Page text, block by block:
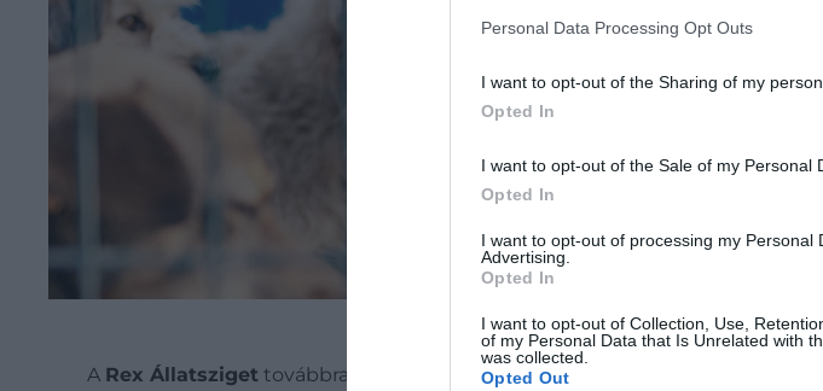
Personal Data Processing Opt Outs
I want to opt-out of the Sharing of my
Opted In
I want to opt-out of the Sale of my Personal
Opted In
I want to opt-out of processing my Personal
Advertising.
Opted In
I want to opt-out of Collection, Use,
of my Personal Data that Is Unrelated with
was collected.
Opted Out
A Rex Állatsziget továbbra is az egyik legnépszerűbb állatbarát